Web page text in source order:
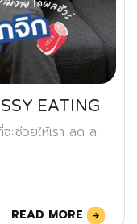
EATING
ช่วยให้เรา ลด ละ
READ MORE